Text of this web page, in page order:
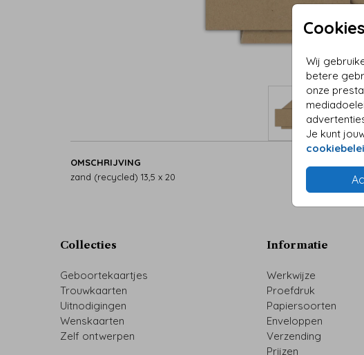
Cookies
Wij
betere
onze
Je kunt
OMSCHRIJVING
zand (recycled) 13,5 x 20
Collecties
Geboortekaartjes
Trouwkaarten
Uitnodigingen
Wenskaarten
Zelf ontwerpen
Informatie
Werkwijze
Proefdruk
Papiersoorten
Enveloppen
Verzending
Prijzen